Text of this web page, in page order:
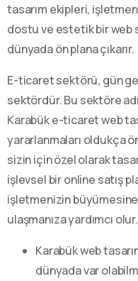
tasarım ekipleri,
dostu ve estetik bir
dünyada ön plana çıkarır.
E-ticaret sektörü, gün
sektördür. Bu sektöre
Karabük e-ticaret web
yararlanmaları oldukça
sizin için özel olarak
işlevsel bir online satış
işletmenizin
ulaşmanıza yardımcı olur.
Karabük web
dünyada var